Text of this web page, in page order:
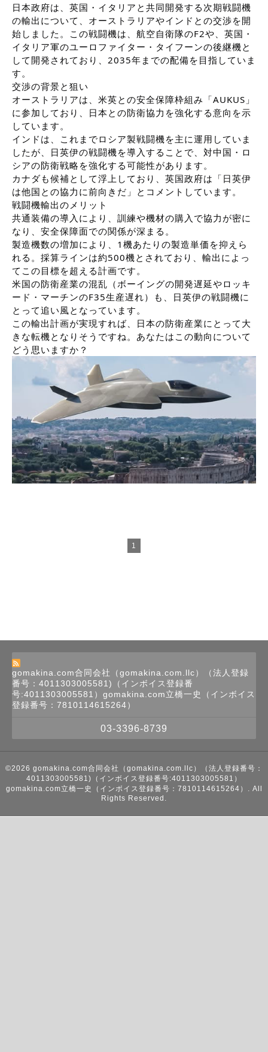
日本政府は、英国・イタリアと共同開発する次期戦闘機
の輸出について、オーストラリアやインドとの交渉を開
始しました。この戦闘機は、航空自衛隊のF2や、英国・
イタリア軍のユーロファイター・タイフーンの後継機と
して開発されており、2035年までの配備を目指していま
す。
交渉の背景と狙い
オーストラリアは、米英との安全保障枠組み「AUKUS」
に参加しており、日本との防衛協力を強化する意向を示
しています。
インドは、これまでロシア製戦闘機を主に運用していま
したが、日英伊の戦闘機を導入することで、対中国・ロ
シアの防衛戦略を強化する可能性があります。
カナダも候補として浮上しており、英国政府は「日英伊
は他国との協力に前向きだ」とコメントしています。
戦闘機輸出のメリット
共通装備の導入により、訓練や機材の購入で協力が密に
なり、安全保障面での関係が深まる。
製造機数の増加により、1機あたりの製造単価を抑えら
れる。採算ラインは約500機とされており、輸出によっ
てこの目標を超える計画です。
米国の防衛産業の混乱（ボーイングの開発遅延やロッキ
ード・マーチンのF35生産遅れ）も、日英伊の戦闘機に
とって追い風となっています。
この輸出計画が実現すれば、日本の防衛産業にとって大
きな転機となりそうですね。あなたはこの動向について
どう思いますか？
1
gomakina.com合同会社（gomakina.com.llc）（法人登録
番号：4011303005581)（インボイス登録番
号:4011303005581）gomakina.com立橋一史（インボイス
登録番号：7810114615264）
03-3396-8739
©2026 gomakina.com合同会社（gomakina.com.llc）（法人登録番号：
4011303005581)（インボイス登録番号:4011303005581）
gomakina.com立橋一史（インボイス登録番号：7810114615264）
. All
Rights Reserved.